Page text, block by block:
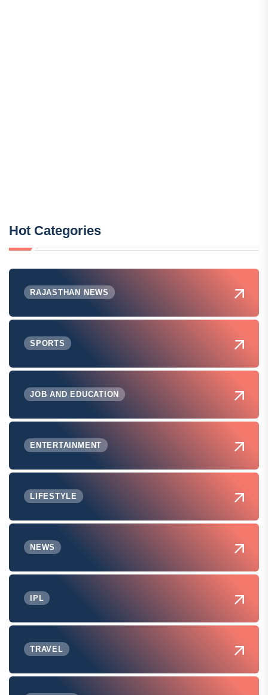
Hot Categories
RAJASTHAN NEWS
SPORTS
JOB AND EDUCATION
ENTERTAINMENT
LIFESTYLE
NEWS
IPL
TRAVEL